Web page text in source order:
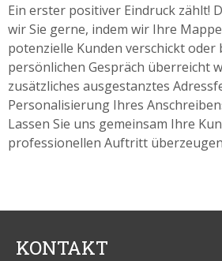
Ein erster positiver Eindruck zählt!
wir Sie gerne, indem wir Ihre
potenzielle Kunden verschickt oder
persönlichen Gespräch überreicht
zusätzliches ausgestanztes
Personalisierung Ihres
Lassen Sie uns gemeinsam Ihre
professionellen Auftritt
KONTAKT